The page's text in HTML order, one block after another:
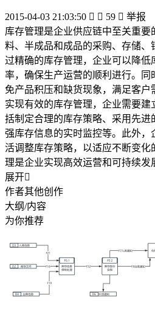
2015-04-03 21:03:50   59  举报
库存管理是企业供应链中至关重
料、半成品和成品的采购、存储、
过精确的库存管理，企业可以降低
率，确保生产运营的顺利进行。
免产品积压和缺货现象，满足客
实现有效的库存管理，企业需要
括制定合理的库存策略、采用先进
强库存信息的实时监控等。此外，
活调整库存策略，以适应不断变化
理是企业实现高效运营和可持续发
展开
作者其他创作
大纲/内容
为你推荐